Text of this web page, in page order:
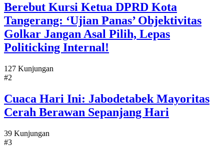
Berebut Kursi Ketua DPRD Kota
Tangerang: ‘Ujian Panas’ Objektivitas
Golkar Jangan Asal Pilih, Lepas
Politicking Internal!
127 Kunjungan
#2
Cuaca Hari Ini: Jabodetabek Mayoritas
Cerah Berawan Sepanjang Hari
39 Kunjungan
#3